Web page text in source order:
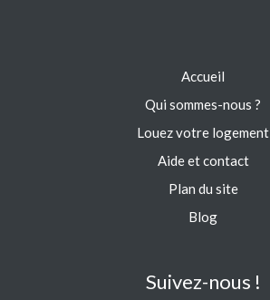
Accueil
Qui sommes-nous ?
Louez votre logement
Aide et contact
Plan du site
Blog
Suivez-nous !